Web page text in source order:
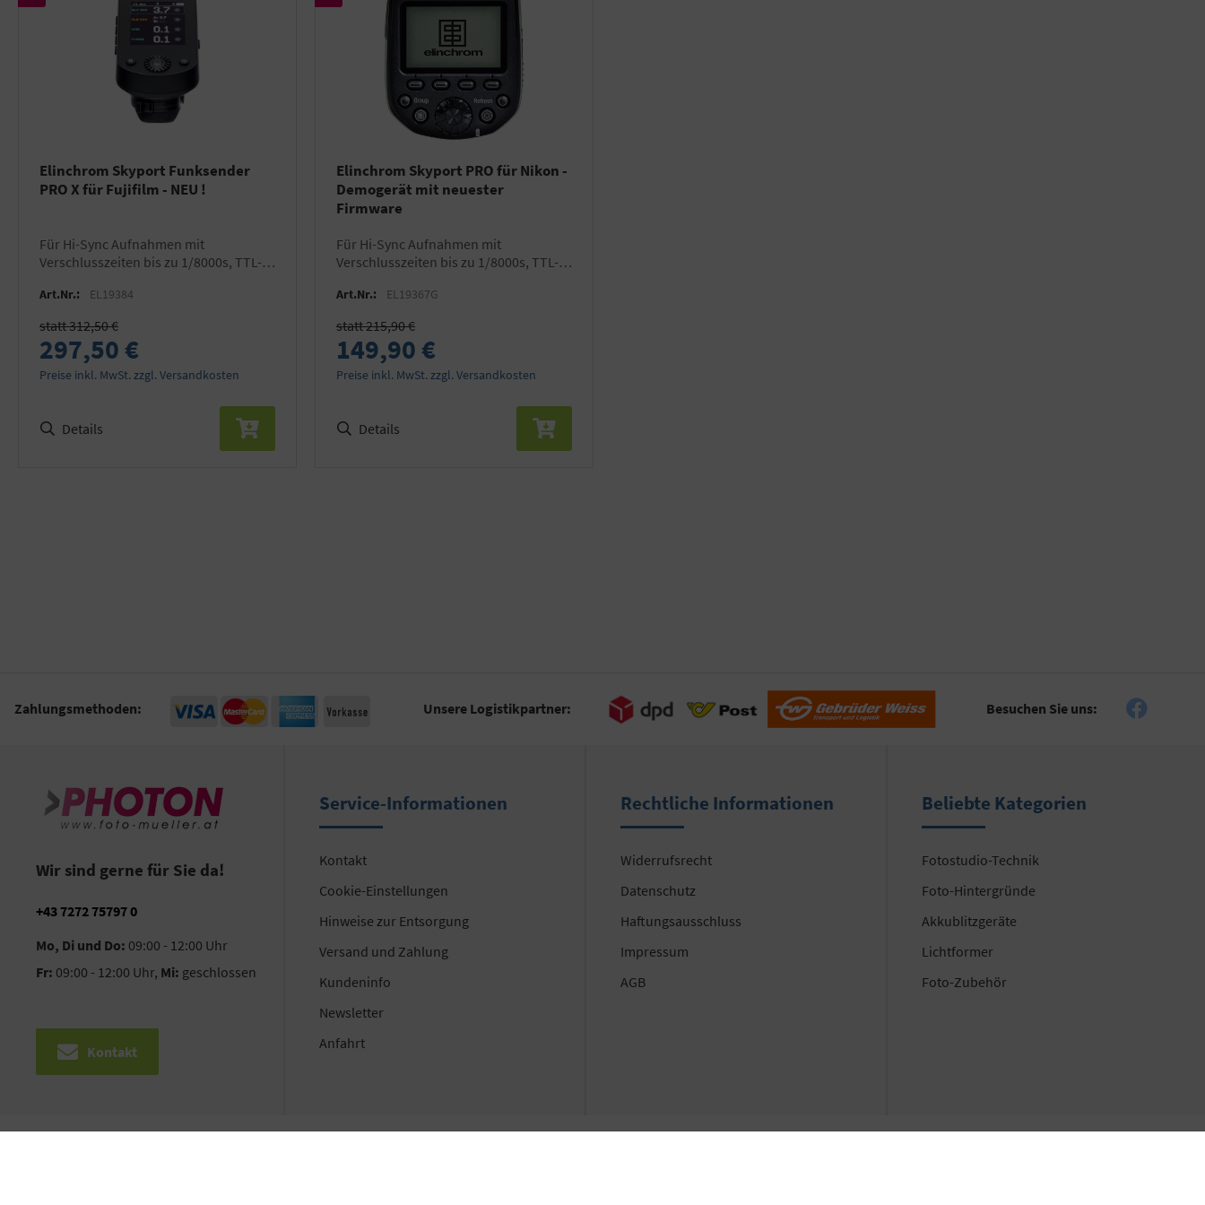
Elinchrom Skyport Funksender
PRO X für Fujifilm - NEU !
für Hi-Sync Aufnahmen mit
Verschlusszeiten bis zu 1/8000s, TTL-
Empfängern
Art.Nr.: EL19384
statt 312,50 €
297,50 €
Preise inkl. MwSt. zzgl. Versandkosten
Details
Elinchrom Skyport PRO für Nikon -
Demogerät mit neuester
Firmware
für Hi-Sync Aufnahmen mit
Verschlusszeiten bis zu 1/8000s, TTL-
allen Skyport Empfängern
Art.Nr.: EL19367G
statt 215,90 €
149,90 €
Preise inkl. MwSt. zzgl. Versandkosten
Details
Zahlungsmethoden: Unsere Logistikpartner: Besuchen Sie uns:
Wir sind gerne für Sie da!
+43 7272 75797 0
Mo, Di und Do: 09:00 - 12:00 Uhr
Fr: 09:00 - 12:00 Uhr, Mi: geschlossen
Kontakt
Service-Informationen
Kontakt
Cookie-Einstellungen
Hinweise zur Entsorgung
Versand und Zahlung
Kundeninfo
Newsletter
Anfahrt
Rechtliche Informationen
Widerrufsrecht
Datenschutz
Haftungsausschluss
Impressum
AGB
Beliebte Kategorien
Fotostudio-Technik
Foto-Hintergründe
Akkublitzgeräte
Lichtformer
Foto-Zubehör